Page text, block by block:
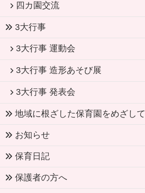
四カ園交流
3大行事
3大行事 運動会
3大行事 造形あそび展
3大行事 発表会
地域に根ざした保育園をめざして
お知らせ
保育日記
保護者の方へ